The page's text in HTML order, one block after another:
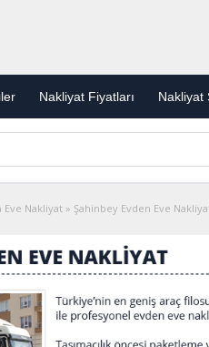
Nakliyat Fiyatları Nakliyat
Eve Nakliyat » Şahinbey Evden Eve